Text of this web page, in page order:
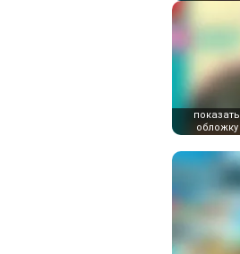
показать
обложку